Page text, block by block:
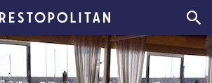
Restopolitan